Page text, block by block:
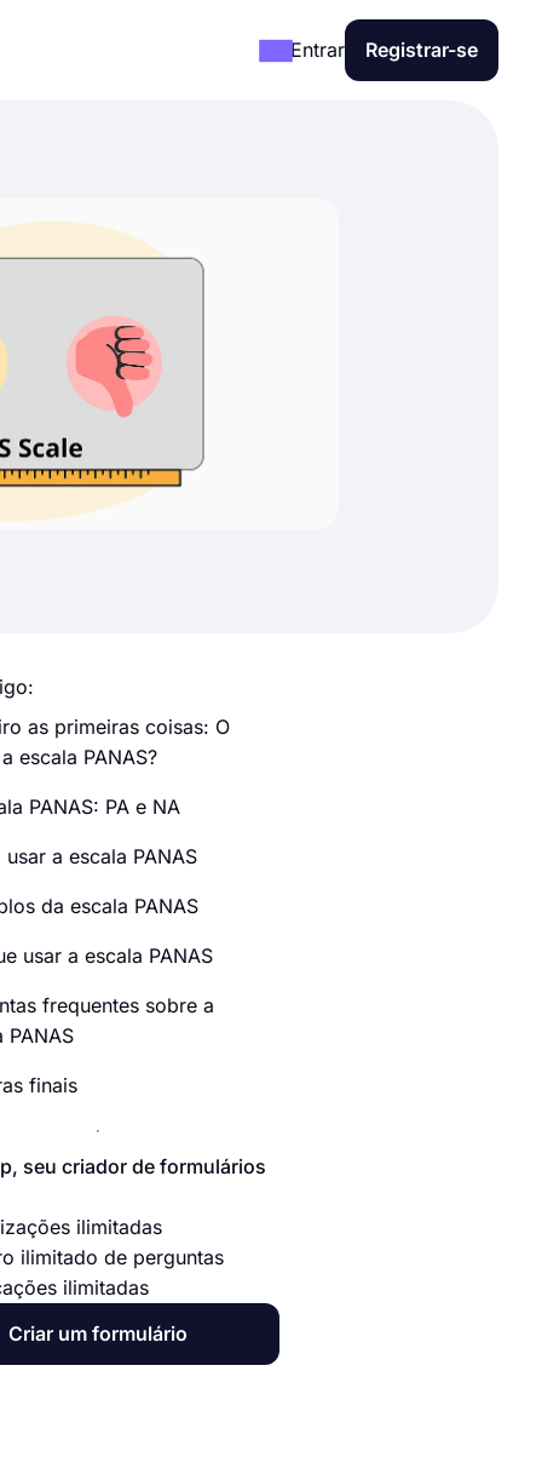
Entrar Registrar-se
as primeiras coisas: O
escala PANAS?
PANAS: PA e NA
a escala PANAS
da escala PANAS
usar a escala PANAS
frequentes sobre a
PANAS
finais
seu criador de formulários
ilimitadas
ilimitado de perguntas
ilimitadas
Criar um formulário